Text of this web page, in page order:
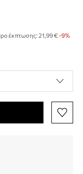
έκπτωσης: 21,99 € -9%